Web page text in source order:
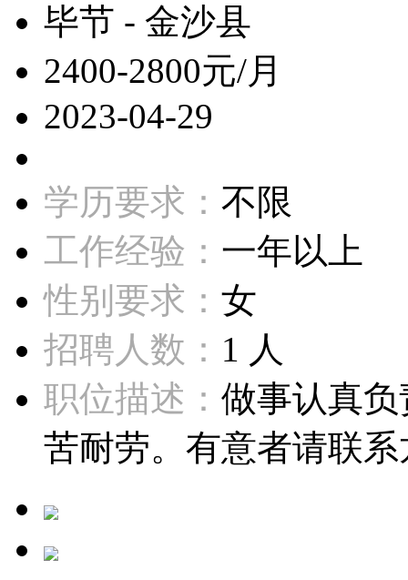
毕节 - 金沙县
2400-2800元/月
2023-04-29
学历要求： 不限
工作经验： 一年以上
性别要求： 女
招聘人数： 1 人
职位描述： 做事认真
苦耐劳。有意者请联系